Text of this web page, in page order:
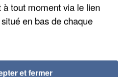
tout moment via le lien
en bas de chaque
et fermer